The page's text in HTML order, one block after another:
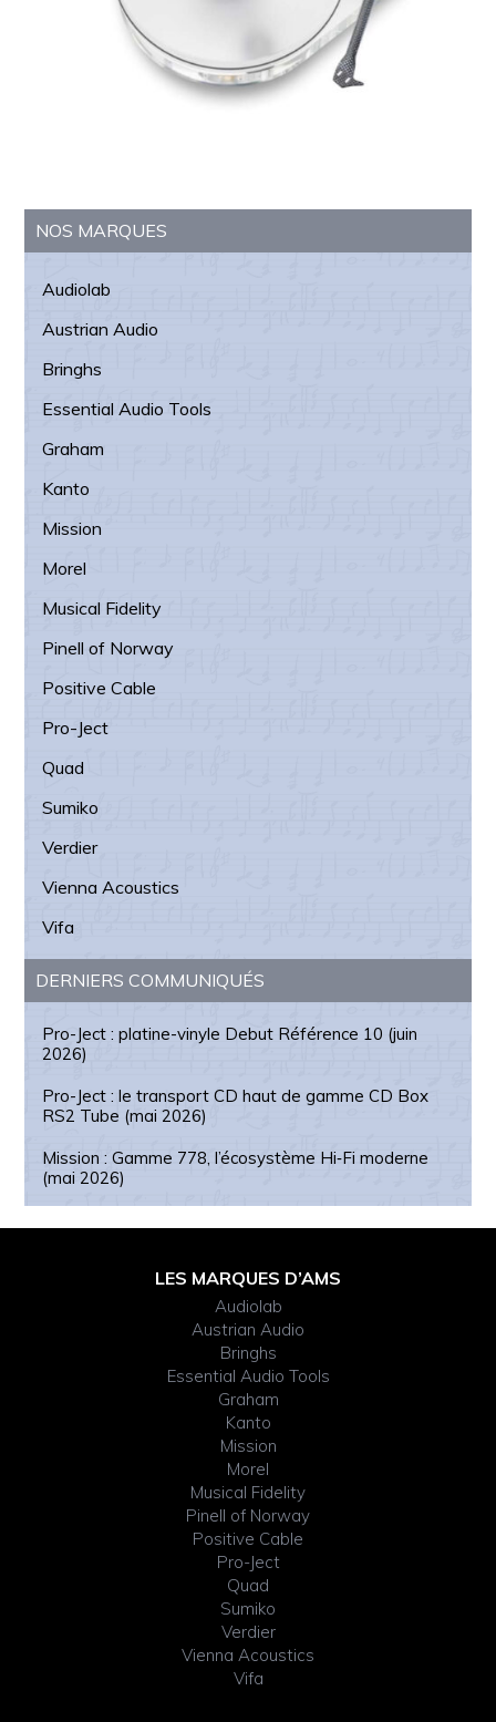
Barre
principale
NOS MARQUES
Audiolab
Austrian Audio
Bringhs
Essential Audio Tools
Graham
Kanto
Mission
Morel
Musical Fidelity
Pinell of Norway
Positive Cable
Pro-Ject
Quad
Sumiko
Verdier
Vienna Acoustics
Vifa
DERNIERS COMMUNIQUÉS
Pro-Ject : platine-vinyle Debut Référence 10 (juin
2026)
Pro-Ject : le transport CD haut de gamme CD Box
RS2 Tube (mai 2026)
Mission : Gamme 778, l’écosystème Hi‑Fi moderne
(mai 2026)
LES MARQUES D’AMS
Audiolab
Austrian Audio
Bringhs
Essential Audio Tools
Graham
Kanto
Mission
Morel
Musical Fidelity
Pinell of Norway
Positive Cable
Pro-Ject
Quad
Sumiko
Verdier
Vienna Acoustics
Vifa